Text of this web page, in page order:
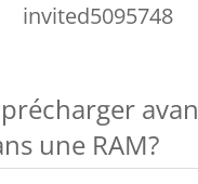
invited5095748
une RAM?